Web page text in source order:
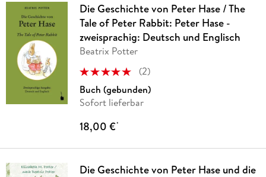
Die Geschichte von Peter Hase / The
Tale of Peter Rabbit: Peter Hase -
zweisprachig: Deutsch und Englisch
Beatrix Potter
(2)
Buch (gebunden)
Sofort lieferbar
18,00 €*
Die Geschichte von Peter Hase und die